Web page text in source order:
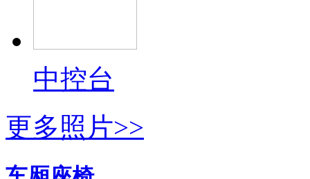
中控台
更多照片>>